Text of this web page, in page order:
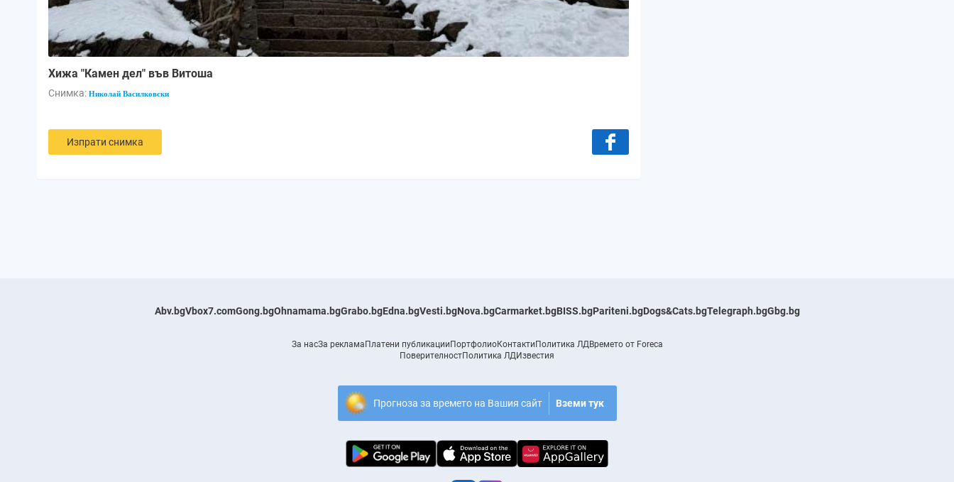
Хижа "Камен дел" във Витоша
Снимка: Николай Василковски
Изпрати снимка
Abv.bgVbox7.comGong.bgOhnamama.bgGrabo.bgEdna.bgVesti.bgNova.bgCarmarket.bgBISS.bgPariteni.bgDogs&Cats.bgTelegraph.bgGbg.bg
За насЗа рекламаПлатени публикацииПортфолиоКонтактиПолитика ЛДВремето от Foreca
ПоверителностПолитика ЛДИзвестия
Прогноза за времето на Вашия сайт Вземи тук